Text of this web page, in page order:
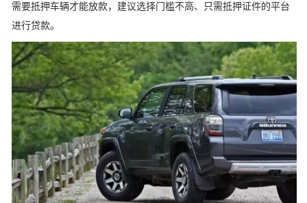
需要抵押车辆才能放款，建议选择门槛不高、只需抵押证件的平台
进行贷款。